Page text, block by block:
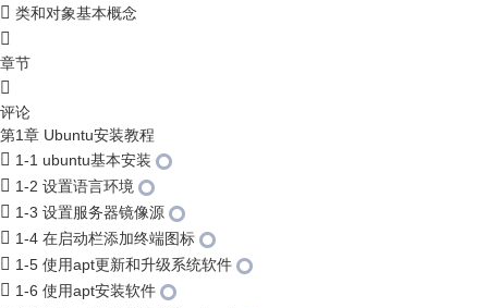
类和对象基本概念
章节
评论
第1章 Ubuntu安装教程
1-1 ubuntu基本安装
1-2 设置语言环境
1-3 设置服务器镜像源
1-4 在启动栏添加终端图标
1-5 使用apt更新和升级系统软件
1-6 使用apt安装软件